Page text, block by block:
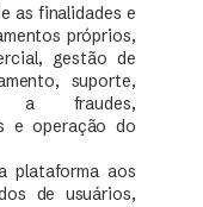
as finalidades e
próprios,
gestão de
suporte,
a fraudes,
e operação do
plataforma aos
de usuários,